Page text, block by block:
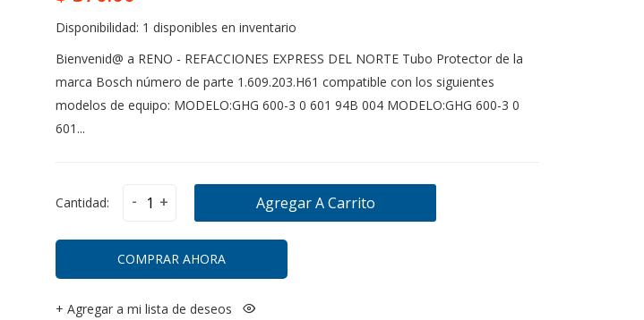
Disponibilidad: 1 disponibles en inventario
Bienvenid@ a RENO - REFACCIONES EXPRESS DEL NORTE Tubo Protector de la
marca Bosch número de parte 1.609.203.H61 compatible con los siguientes
modelos de equipo: MODELO:GHG 600-3 0 601 94B 004 MODELO:GHG 600-3 0
601...
Cantidad: - + Agregar A Carrito
COMPRAR AHORA
+ Agregar a mi lista de deseos